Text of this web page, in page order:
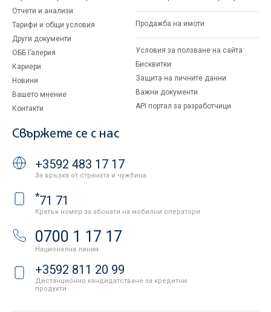
Отчети и анализи
Тарифи и общи условия
Други документи
ОББ Галерия
Кариери
Новини
Вашето мнение
Контакти
Продажба на имоти
Условия за ползване на сайта
Бисквитки
Защита на личните данни
Важни документи
API портал за разработчици
Свържете се с нас
+3592 483 17 17
За връзка от страната и чужбина
*71 71
Кратък номер за абонати на мобилни оператори
0700 1 17 17
Национална линия
+3592 811 20 99
Дистанционно кандидатстване за кредитни
продукти